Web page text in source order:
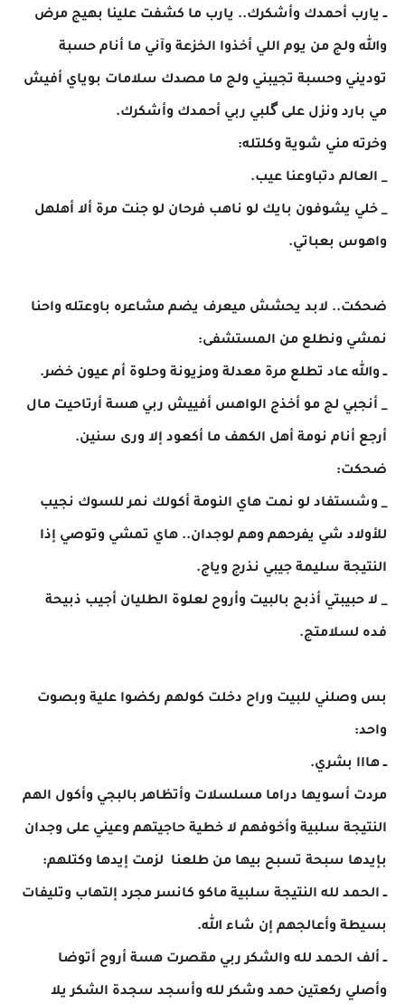
ــ يارب أحمدك وأشكرك.. يارب ما كشفت علينا بهيج مرض
والله ولج من يوم اللي أخذوا الخزعة وآني ما أنام حسبة
توديني وحسبة تجيبني ولج ما مصدك سلامات بوياي أفيش
مي بارد ونزل على گلبي ربي أحمدك وأشكرك.
​وخرته مني شوية وكلتله:
_ العالم دتباوعنا عيب.
_ خلي يشوفون بايك لو ناهب فرحان لو جنت مرة ألا أهلهل
واهوس بعباتي.
ضحكت.. لابد يحشش ميعرف يضم مشاعره باوعتله واحنا
نمشي ونطلع من المستشفى:
ــ والله عاد تطلع مرة معدلة ومزيونة وحلوة أم عيون خضر.
_ أنجبي لج مو أخذج الواهس أفييش ربي هسة أرتاحيت مال
أرجع أنام نومة أهل الكهف ما أكعود إلا ورى سنين.
ضحكت:
_ وشستفاد لو نمت هاي النومة أكولك نمر للسوك نجيب
للأولاد شي يفرحهم وهم لوجدان.. هاي تمشي وتوصي إذا
النتيجة سليمة جيبي نذرج وياج.
_ لا حبيبتي أذبج بالبيت وأروح لعلوة الطليان أجيب ذبيحة
فده لسلامتج.
​بس وصلني للبيت وراح دخلت كولهم ركضوا علية وبصوت
واحد:
ــ هااا بشري.
​مردت أسويها دراما مسلسلات وأتظاهر بالبجي وأكول الهم
النتيجة سلبية وأخوفهم لا خطية حاجيتهم وعيني على وجدان
بإيدها سبحة تسبح بيها من طلعنا لزمت إيدها وكتلهم:
ــ الحمد لله النتيجة سلبية ماكو كانسر مجرد إلتهاب وتليفات
بسيطة وأعالجهم إن شاء الله.
ــ ألف الحمد لله والشكر ربي مقصرت هسة أروح أتوضا
وأصلي ركعتين حمد وشكر لله وأسجد سجدة الشكر يلا